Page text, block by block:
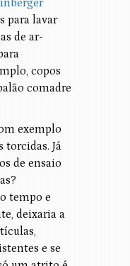
para lavar
de ar-
copos
comadre
exemplo
torcidas. Já
de ensaio
tempo e
deixaria a
e se